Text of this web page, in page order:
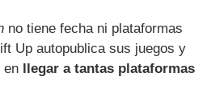
no tiene fecha ni plataformas
Up autopublica sus juegos y
en llegar a tantas plataformas